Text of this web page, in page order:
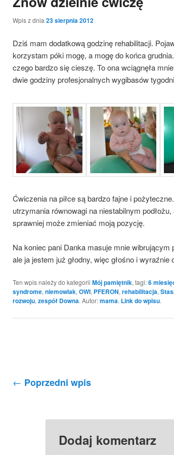
Wpis z dnia 23 sierpnia 2012
Dziś mam dodatkową godzinę rehabilitacji.
korzystam póki mogę, a mogę do końca
czego bardzo się cieszę. To ona wciągnęła
dwie godziny profesjonalnych wygibasów
Ćwiczenia na piłce są bardzo fajne i
utrzymania równowagi na niestabilnym
sprawniej może zmieniać moją pozycję.
Na koniec pani Danka masuje mnie wibrującym
ale ja jestem już głodny, więc głośno i
Ten wpis należy do kategorii Mój pamiętnik, tagi:6
syndrome, niemowlak, OWI, PFERON, rehabilitacja,
rozwoju, zespół Downa. Autor:mama. Link do wpisu.
Nawigacja po wpisach
← Poprzedni wpis
Dodaj komentarz